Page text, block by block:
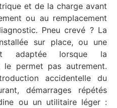
et de la charge avant
ou au remplacement
Pneu crevé ? La
sur place, ou une
adaptée lorsque la
permet pas autrement.
accidentelle du
démarrages répétés
ou un utilitaire léger :